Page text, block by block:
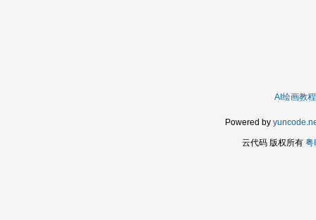
AI绘画教程
Powered by
云代码 版权所有 粤